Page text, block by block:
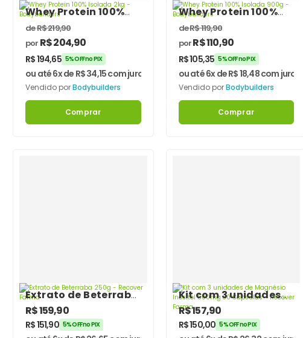
Whey Protein 100%
Isolada 2kg –
Bodybuilders
deR$219,90
por R$204,90
R$194,65 5% OFF no PIX
ou até 6x de R$34,15com juros
Vendido porBodybuilders
Comprar
Whey Protein 100%
Isolada 900g –
Bodybuilders
deR$119,90
porR$110,90
R$105,35 5% OFF no PIX
ou até 6x deR$18,48com juros
Vendido por Bodybuilders
Comprar
Extrato de Beterraba
250g – Recover
Farma
R$159,90
R$151,90 5% OFF no PIX
Kit com 3 unidades
de Magnésio Inositol
500mg 30 Cápsulas –
Recover Farma
R$157,90
R$150,00 5% OFF no PIX